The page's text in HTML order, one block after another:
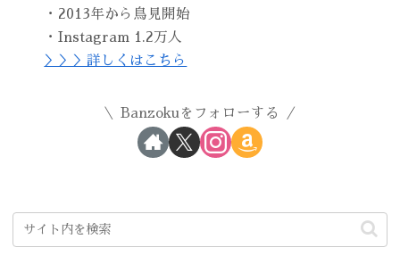
・2013年から鳥見開始
・Instagram 1.2万人
＞＞＞詳しくはこちら
Banzokuをフォローする